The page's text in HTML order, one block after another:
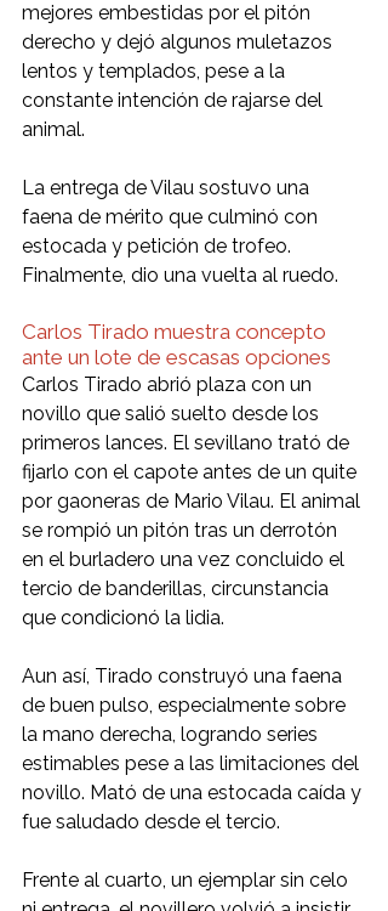
mejores embestidas por el pitón
derecho y dejó algunos muletazos
lentos y templados, pese a la
constante intención de rajarse del
animal.
La entrega de Vilau sostuvo una
faena de mérito que culminó con
estocada y petición de trofeo.
Finalmente, dio una vuelta al ruedo.
Carlos Tirado muestra concepto
ante un lote de escasas opciones
Carlos Tirado abrió plaza con un
novillo que salió suelto desde los
primeros lances. El sevillano trató de
fijarlo con el capote antes de un quite
por gaoneras de Mario Vilau. El animal
se rompió un pitón tras un derrotón
en el burladero una vez concluido el
tercio de banderillas, circunstancia
que condicionó la lidia.
Aun así, Tirado construyó una faena
de buen pulso, especialmente sobre
la mano derecha, logrando series
estimables pese a las limitaciones del
novillo. Mató de una estocada caída y
fue saludado desde el tercio.
Frente al cuarto, un ejemplar sin celo